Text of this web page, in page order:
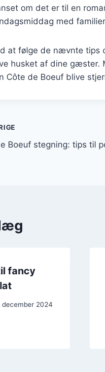
om det er til en
med
at følge de nævnte tips
husket af dine gæster.
Côte de Boeuf blive
Boeuf stegning: tips til
fancy
december 2024